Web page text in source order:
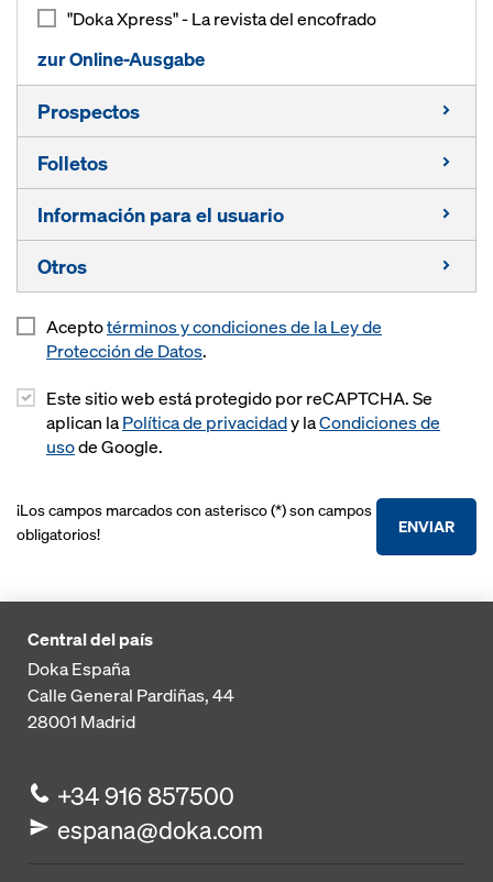
"Doka Xpress" - La revista del encofrado
zur Online-Ausgabe
Prospectos
Viga de encofrado mixta I tec 20
Vigas de madera
Vigas H20 top
Tableros tricapa
Tableros multicapa
Tablero Xface
Doka-Trenn
Concremote
Encofrado marco Framax Xlife
Encofrado marco Frami Xlife
Dokaset
Encofrado marco Alu-Framax Xlife
Folletos
Competencia en puentes
Competencia en energía
Competencia en construcción residencial
Competencia en túneles
Servicios Doka
Seguridad con Doka
Información para el usuario
Vigas de madera
Vigas mixtas
Puntal Eurex top
Eurex 60 550
Encofrado marco Framax Xlife
Encofrado marco Frami Xlife
Encofrado de pilares RS
Vela soporte
Mesa Dokaflex
Dokaflex 30 tec
Otros
Paquete informativo para estudiantes
Aceptotérminos y condiciones de la Ley de
Protección de Datos.
Este sitio web está protegido por reCAPTCHA. Se
aplican laPolítica de privacidady laCondiciones de
usode Google.
ENVIAR
¡Los campos marcados con asterisco (*) son campos
obligatorios!
Central del país
Doka España
Calle General Pardiñas, 44
28001 Madrid
+34 916 857500
espana@doka.com